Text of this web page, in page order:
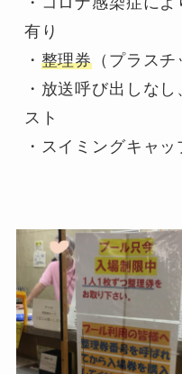
有り
・ 整理券 （プラス
・放送呼び出しなし
スト
・スイミングキャッ